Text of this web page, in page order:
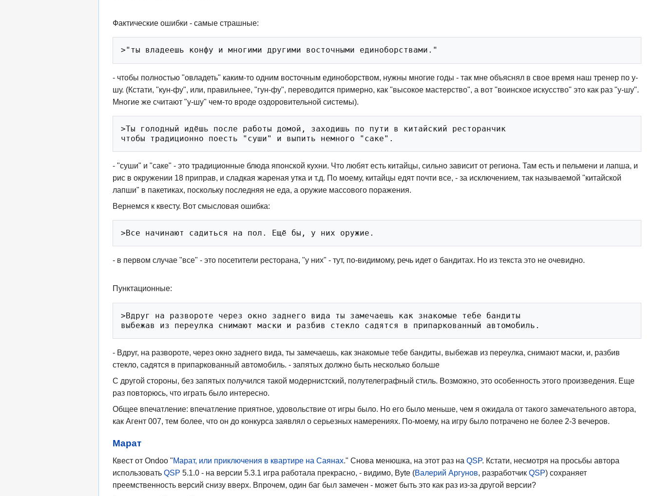
Фактические ошибки - самые страшные:
- чтобы полностью "овладеть" каким-то одним восточным единоборством, нужны многие годы - так мне объяснял в свое время наш тренер по у-
шу. (Кстати, "кун-фу", или, правильнее, "гун-фу", переводится примерно, как "высокое мастерство", а вот "воинское искусство" это как раз "у-шу".
Многие же считают "у-шу" чем-то вроде оздоровительной системы).
>Ты голодный идёшь после работы домой, заходишь по пути в китайский ресторанчик
- "cуши" и "саке" - это традиционные блюда японской кухни. Что любят есть китайцы, сильно зависит от региона. Там есть и пельмени и лапша, и
рис в окружении 18 приправ, и сладкая жареная утка и т.д. По моему, китайцы едят почти все, - за исключением, так называемой "китайской
лапши" в пакетиках, поскольку последняя не еда, а оружие массового поражения.
Вернемся к квесту. Вот смысловая ошибка:
- в первом случае "все" - это посетители ресторана, "у них" - тут, по-видимому, речь идет о бандитах. Но из текста это не очевидно.
Пунктационные:
>Вдруг на развороте через окно заднего вида ты замечаешь как знакомые тебе бандиты
- Вдруг, на развороте, через окно заднего вида, ты замечаешь, как знакомые тебе бандиты, выбежав из переулка, снимают маски, и, разбив
стекло, садятся в припаркованный автомобиль. - запятых должно быть несколько больше
С другой стороны, без запятых получился такой модернистский, полутелеграфный стиль. Возможно, это особенность этого произведения. Еще
раз повторюсь, что играть было интересно.
Общее впечатление: впечатление приятное, удовольствие от игры было. Но его было меньше, чем я ожидала от такого замечательного автора,
как Агент 007, тем более, что он до конкурса заявлял о серьезных намерениях. По-моему, на игру было потрачено не более 2-3 вечеров.
Марат
Квест от Ondoo "Марат, или приключения в квартире на Саянах." Снова менюшка, на этот раз на QSP. Кстати, несмотря на просьбы автора
использовать QSP 5.1.0 - на версии 5.3.1 игра работала прекрасно, - видимо, Byte (Валерий Аргунов, разработчик QSP) сохраняет
преемственность версий снизу вверх. Впрочем, один баг был замечен - может быть это как раз из-за другой версии?